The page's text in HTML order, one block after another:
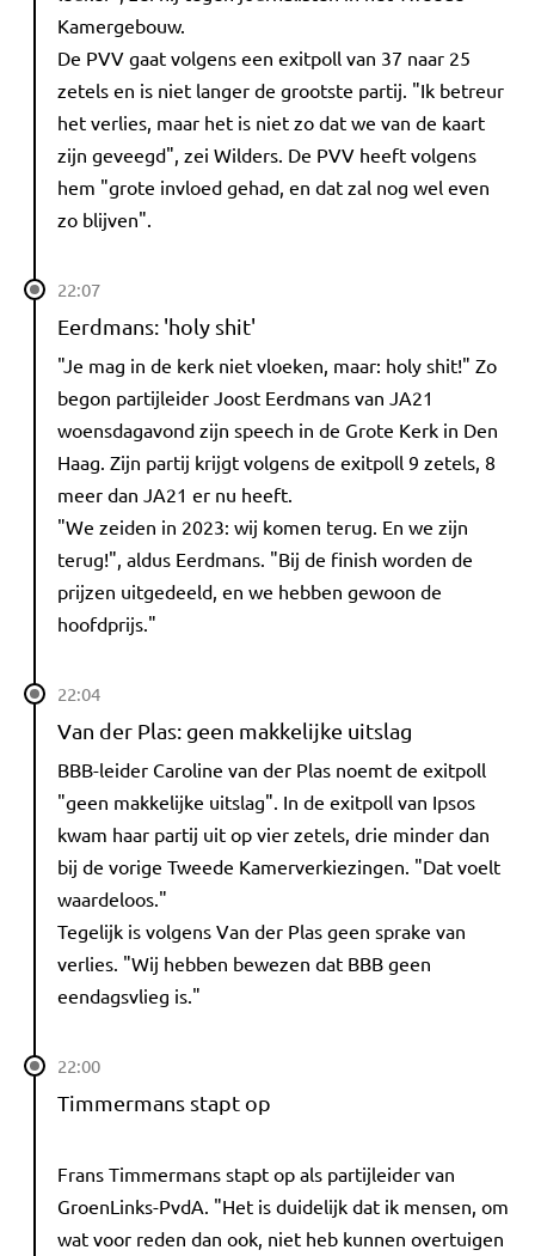
Kamergebouw.
De PVV gaat volgens een exitpoll van 37 naar 25
zetels en is niet langer de grootste partij. "Ik betreur
het verlies, maar het is niet zo dat we van de kaart
zijn geveegd", zei Wilders. De PVV heeft volgens
hem "grote invloed gehad, en dat zal nog wel even
zo blijven".
22:07
Eerdmans: 'holy shit'
"Je mag in de kerk niet vloeken, maar: holy shit!" Zo
begon partijleider Joost Eerdmans van JA21
woensdagavond zijn speech in de Grote Kerk in Den
Haag. Zijn partij krijgt volgens de exitpoll 9 zetels, 8
meer dan JA21 er nu heeft.
"We zeiden in 2023: wij komen terug. En we zijn
terug!", aldus Eerdmans. "Bij de finish worden de
prijzen uitgedeeld, en we hebben gewoon de
hoofdprijs."
22:04
Van der Plas: geen makkelijke uitslag
BBB-leider Caroline van der Plas noemt de exitpoll
"geen makkelijke uitslag". In de exitpoll van Ipsos
kwam haar partij uit op vier zetels, drie minder dan
bij de vorige Tweede Kamerverkiezingen. "Dat voelt
waardeloos."
Tegelijk is volgens Van der Plas geen sprake van
verlies. "Wij hebben bewezen dat BBB geen
eendagsvlieg is."
22:00
Timmermans stapt op
Frans Timmermans stapt op als partijleider van
GroenLinks-PvdA. "Het is duidelijk dat ik mensen, om
wat voor reden dan ook, niet heb kunnen overtuigen